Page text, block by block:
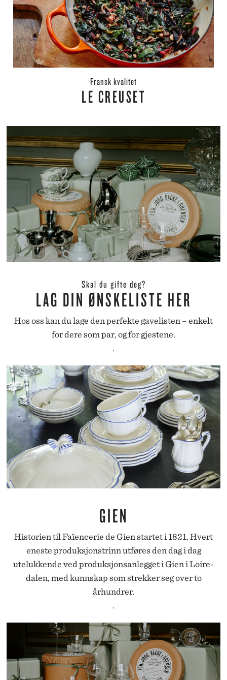
fransk kvalitet
LE CREUSET
Skal du gifte deg?
LAG DIN ØNSKELISTE HER
Hos oss kan du lage den perfekte gavelisten – enkelt
for dere som par, og for gjestene.
.
GIEN
Historien til Faïencerie de Gien startet i 1821. Hvert
eneste produksjonstrinn utføres den dag i dag
utelukkende ved produksjonsanlegget i Gien i Loire-
dalen, med kunnskap som strekker seg over to
århundrer.
.